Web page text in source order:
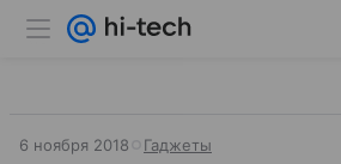
6 ноября 2018 Гаджеты